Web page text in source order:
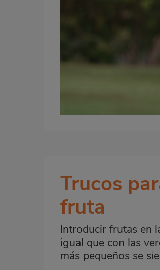
Bloque
2
Trucos
fruta
Introducir frutas en
igual que con las
más pequeños se